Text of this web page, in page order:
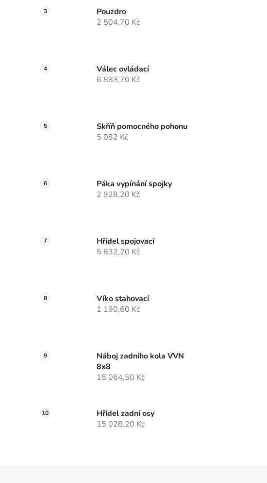
Pouzdro
2 504,70 Kč
Válec ovládací
6 883,70 Kč
Skříň pomocného pohonu
5 082 Kč
Páka vypínání spojky
2 928,20 Kč
Hřídel spojovací
5 832,20 Kč
Víko stahovací
1 190,60 Kč
Náboj zadního kola VVN
8x8
15 064,50 Kč
Hřídel zadní osy
15 028,20 Kč